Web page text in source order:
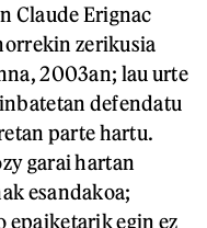
Claude Erignac
zerikusia
2003an; lau urte
defendatu
parte hartu.
garai hartan
esandakoa;
egin ez